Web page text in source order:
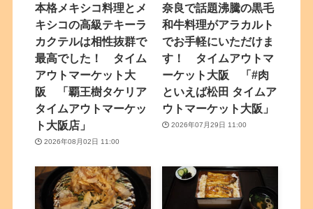
本格メキシコ料理とメ
キシコの高級テキーラ
カクテルは相性抜群で
最高でした！ タイム
アウトマーケット大
阪 「覇王樹タケリア
タイムアウトマーケッ
ト大阪店」
2026年08月02日 11:00
奈良で話題沸騰の黒毛
和牛料理がアラカルト
でお手軽にいただけま
す！ タイムアウトマ
ーケット大阪 「#肉
といえば松田 タイムア
ウトマーケット大阪」
2026年07月29日 11:00